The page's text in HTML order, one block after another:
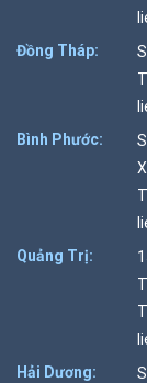
Đồng Tháp:
Bình Phước:
Quảng Trị:
Hải Dương: